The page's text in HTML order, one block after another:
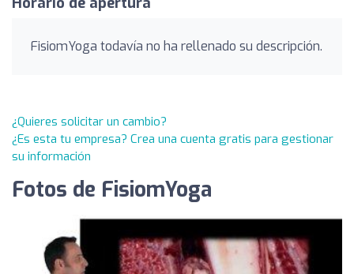
FisiomYoga todavía no ha rellenado su descripción.
¿Quieres solicitar un cambio?
¿Es esta tu empresa? Crea una cuenta gratis para gestionar
su información
Fotos de FisiomYoga